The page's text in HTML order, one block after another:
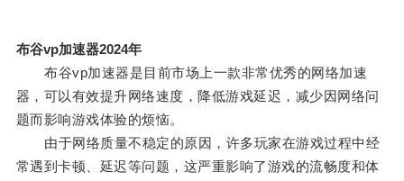
布谷vp加速器2024年
布谷vp加速器是目前市场上一款非常优秀的网络加速
器，可以有效提升网络速度，降低游戏延迟，减少因网络问
题而影响游戏体验的烦恼。
由于网络质量不稳定的原因，许多玩家在游戏过程中经
常遇到卡顿、延迟等问题，这严重影响了游戏的流畅度和体